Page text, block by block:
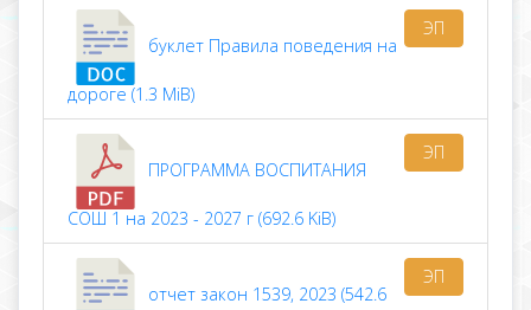
буклет Правила поведения на
дороге (1.3 MiB)
ЭП
ПРОГРАММА ВОСПИТАНИЯ
СОШ 1 на 2023 - 2027 г (692.6 KiB)
ЭП
отчет закон 1539, 2023 (542.6
ЭП